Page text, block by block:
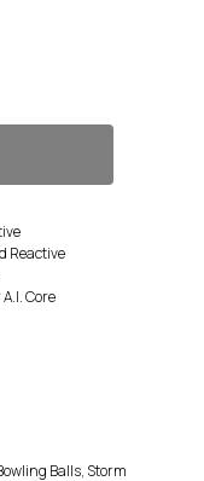
Reactive
Core
Balls, Storm